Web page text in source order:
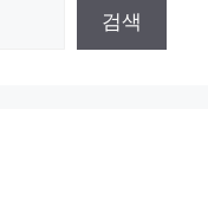
검색